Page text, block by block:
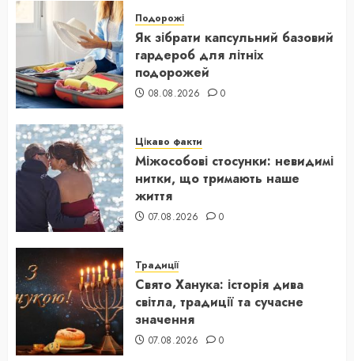
Подорожі
Як зібрати капсульний базовий
гардероб для літніх
подорожей
08.08.2026 0
Цікаво факти
Міжособові стосунки: невидимі
нитки, що тримають наше
життя
07.08.2026 0
Традиції
Свято Ханука: історія дива
світла, традиції та сучасне
значення
07.08.2026 0